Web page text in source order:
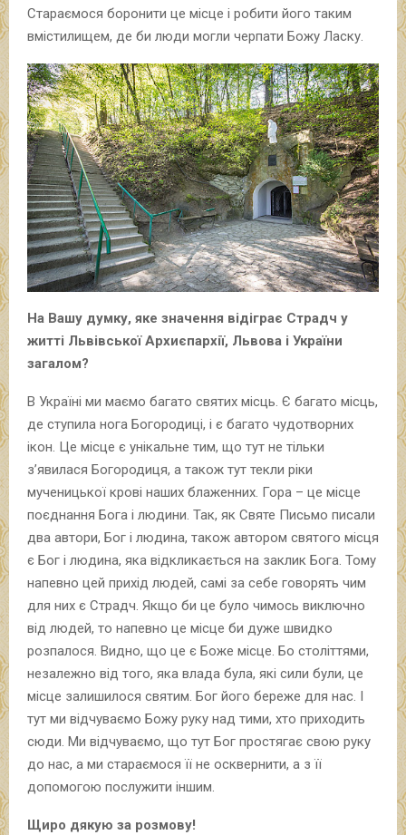
Стараємося боронити це місце і робити його таким
вмістилищем, де би люди могли черпати Божу Ласку.
На Вашу думку, яке значення відіграє Страдч у
житті Львівської Архиєпархії, Львова і України
загалом?
В Україні ми маємо багато святих місць. Є багато місць,
де ступила нога Богородиці, і є багато чудотворних
ікон. Це місце є унікальне тим, що тут не тільки
з’явилася Богородиця, а також тут текли ріки
мученицької крові наших блаженних. Гора – це місце
поєднання Бога і людини. Так, як Святе Письмо писали
два автори, Бог і людина, також автором святого місця
є Бог і людина, яка відкликається на заклик Бога. Тому
напевно цей прихід людей, самі за себе говорять чим
для них є Страдч. Якщо би це було чимось виключно
від людей, то напевно це місце би дуже швидко
розпалося. Видно, що це є Боже місце. Бо століттями,
незалежно від того, яка влада була, які сили були, це
місце залишилося святим. Бог його береже для нас. І
тут ми відчуваємо Божу руку над тими, хто приходить
сюди. Ми відчуваємо, що тут Бог простягає свою руку
до нас, а ми стараємося її не осквернити, а з її
допомогою послужити іншим.
Щиро дякую за розмову!